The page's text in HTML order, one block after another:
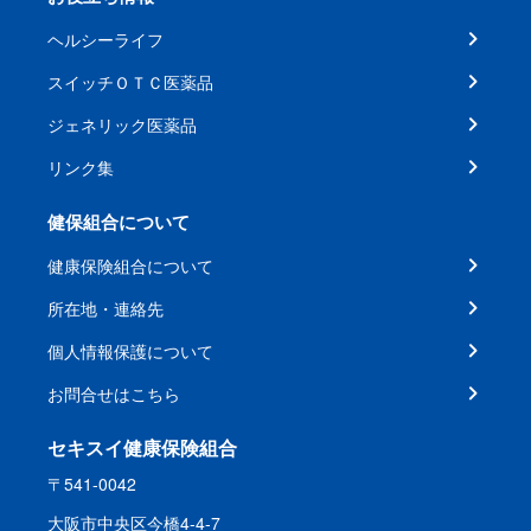
ヘルシーライフ
スイッチＯＴＣ医薬品
ジェネリック医薬品
リンク集
健保組合について
健康保険組合について
所在地・連絡先
個人情報保護について
お問合せはこちら
セキスイ健康保険組合
〒541-0042
大阪市中央区今橋4-4-7